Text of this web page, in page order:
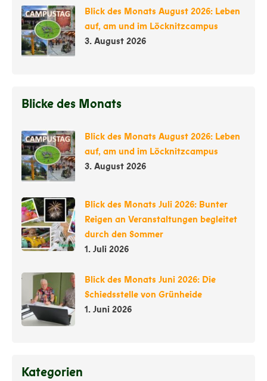
Blick des Monats August 2026: Leben
auf, am und im Löcknitzcampus
3. August 2026
Blicke des Monats
Blick des Monats August 2026: Leben
auf, am und im Löcknitzcampus
3. August 2026
Blick des Monats Juli 2026: Bunter
Reigen an Veranstaltungen begleitet
durch den Sommer
1. Juli 2026
Blick des Monats Juni 2026: Die
Schiedsstelle von Grünheide
1. Juni 2026
Kategorien